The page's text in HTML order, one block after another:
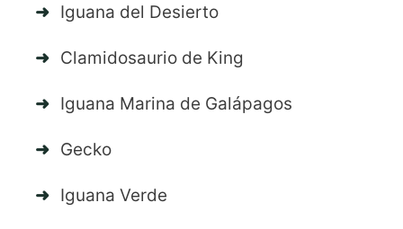
Iguana del Desierto
Clamidosaurio de King
Iguana Marina de Galápagos
Gecko
Iguana Verde